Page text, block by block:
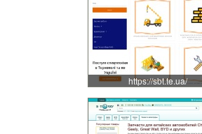
https://sbt.te.ua/